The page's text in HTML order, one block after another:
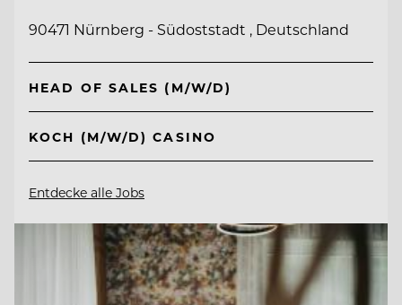
90471 Nürnberg - Südoststadt , Deutschland
HEAD OF SALES (M/W/D)
KOCH (M/W/D) CASINO
Entdecke alle Jobs